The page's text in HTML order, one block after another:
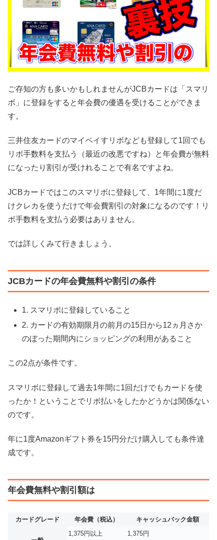
ご存知の方も多いかもしれませんがJCBカードは「スマリ
ボ」に登録をすると年会費の優遇を受けることができま
す。
三井住友カードのマイペイすリボなども登録して1回でも
リボ手数料を支払う（最近の改悪ですね）と年会費が無料
になったり割引が受けれることで有名ですよね。
JCBカードではこのスマリボに登録して、1年間に1度だ
けクレカを使うだけで年会費割引の対象になるのです！リ
ボ手数料を支払う必要はありません。
では詳しくみて行きましょう。
JCBカードの年会費無料や割引の条件
1. スマリボに登録していること
2. カードの有効期限月の前月の15日から12ヵ月さか
のぼった期間内にショッピングの利用があること
この2点が条件です。
スマリボに登録して過去1年間に1回だけでもカードを使
ったか！ということでリボ払いをしたかどうかは関係ない
のです。
年に1度Amazonギフト券を15円分だけ購入しても条件達
成です。
年会費無料や割引額は
カードグレード 年会費（税込） キャッシュバック金額
1,375円以上 1,375円